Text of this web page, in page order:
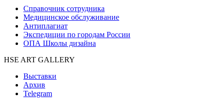
Справочник сотрудника
Медицинское обслуживание
Антиплагиат
Экспедиции по городам России
ОПА Школы дизайна
HSE ART GALLERY
Выставки
Архив
Telegram